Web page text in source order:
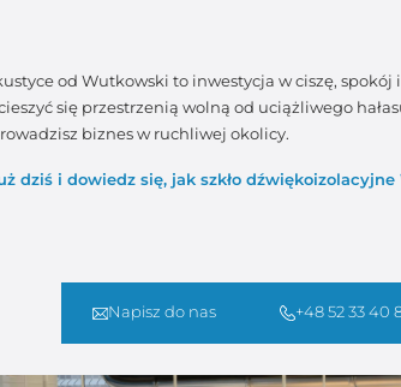
od Wutkowski to inwestycja w ciszę,
się przestrzenią wolną od uciążliwego
biznes w ruchliwej okolicy.
dziś i dowiedz się, jak szkło
Napisz do nas +48 52 33 40